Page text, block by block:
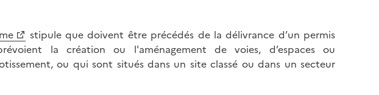
stipule que doivent être précédés de la délivrance d’un permis
la création ou l'aménagement de voies, d’espaces ou
ou qui sont situés dans un site classé ou dans un secteur